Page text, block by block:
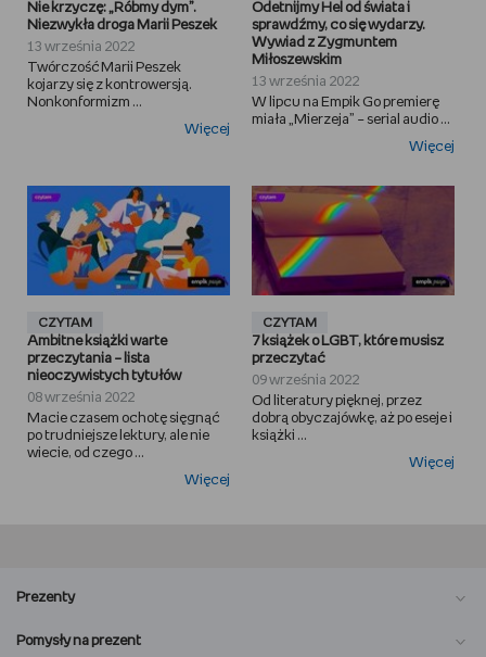
Nie krzyczę: „Róbmy dym”.
Niezwykła droga Marii Peszek
13 września 2022
Twórczość Marii Peszek
kojarzy się z kontrowersją.
Nonkonformizm ...
Więcej
Odetnijmy Hel od świata i
sprawdźmy, co się wydarzy.
Wywiad z Zygmuntem
Miłoszewskim
13 września 2022
W lipcu na Empik Go premierę
miała „Mierzeja” – serial audio ...
Więcej
CZYTAM
Ambitne książki warte
przeczytania – lista
nieoczywistych tytułów
08 września 2022
Macie czasem ochotę sięgnąć
po trudniejsze lektury, ale nie
wiecie, od czego ...
Więcej
CZYTAM
7 książek o LGBT, które musisz
przeczytać
09 września 2022
Od literatury pięknej, przez
dobrą obyczajówkę, aż po eseje i
książki ...
Więcej
Prezenty
Pomysły na prezent